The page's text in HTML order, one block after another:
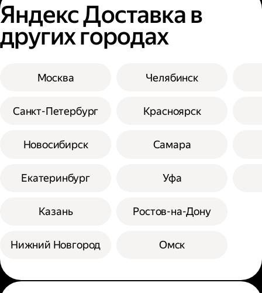
Яндекс Доставка в
других городах
Москва
Санкт-Петербург
Новосибирск
Екатеринбург
Казань
Нижний Новгород
Челябинск
Красноярск
Самара
Уфа
Ростов-на-Дону
Омск